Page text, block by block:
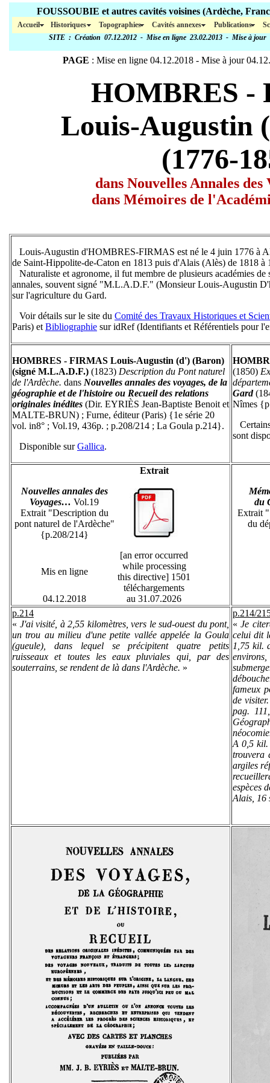
FOUSSOUBIE et autres cavités voisines
Accueil Historiques Topographies Cavités annexes Publications
SITE : Création 07.12.2012 - Mise en ligne 23.02.2013 - Mise à jour
PAGE : Mise en ligne 04.12.2018 - Mise à jour
HOMBRES -
Louis-Augustin
(1776-
dans Nouvelles Annales
dans Mémoires de
Louis-Augustin d'HOMBRES-FIRMAS est né le 4 juin 1776 à
de Saint-Hippolite-de-Caton en 1813 puis d'Alais (Alès) de 1818 à
Naturaliste et agronome, il fut membre de plusieurs académies de
annales, souvent signé "M.L.A.D.F." (Monsieur Louis-Augustin
sur l'agriculture du Gard.
Voir détails sur le site du Comité des Travaux Historiques et
Paris) et Bibliographie sur idRef (Identifiants et Référentiels pour
HOMBRES - FIRMAS Louis-Augustin (d') (Baron)
(signé M.L.A.D.F.) (1823) Description du Pont naturel
de l'Ardèche. dans Nouvelles annales des voyages, de la
géographie et de l'histoire ou Recueil des relations
originales inédites (Dir. EYRIÈS Jean-Baptiste Benoit et
MALTE-BRUN) ; Furne, éditeur (Paris) {1e série 20
vol. in8° ; Vol.19, 436p. ; p.208/214 ; La Goula p.214}.
Disponible surGallica.
(1850)
Gard
Nîmes
sont
Extrait
Nouvelles annales des
Voyages… Vol.19
Extrait "Description du
pont naturel de l'Ardèche"
{p.208/214}
Mis en ligne
[an error occurred
while processing
this directive] 1501
téléchargements
04.12.2018
au 31.07.2026
du
Extrait "
du
p.214
« J'ai visité, à 2,55 kilomètres, vers le sud-ouest du pont,
un trou au milieu d'une petite vallée appelée la Goula
(gueule), dans lequel se précipitent quatre petits
ruisseaux et toutes les eaux pluviales qui, par des
souterrains, se rendent de là dans l'Ardèche. »
p.214/
«Je
celui dit
1,75 kil.
fameux
de
pag.
A 0,5 kil.
trouvera
argiles
espèces
Alais, 16